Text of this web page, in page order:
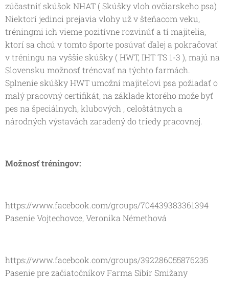
zúčastniť skúšok NHAT ( Skúšky vloh ovčiarskeho psa)
Niektorí jedinci prejavia vlohy už v šteňacom veku,
tréningmi ich vieme pozitívne rozvinúť a tí majitelia,
ktorí sa chcú v tomto športe posúvať ďalej a pokračovať
v tréningu na vyššie skúšky ( HWT, IHT TS 1-3 ), majú na
Slovensku možnosť trénovať na týchto farmách.
Splnenie skúšky HWT umožní majiteľovi psa požiadať o
malý pracovný certifikát, na základe ktorého može byť
pes na špeciálnych, klubových , celoštátnych a
národných výstavách zaradený do triedy pracovnej.
Možnosť tréningov:
https://www.facebook.com/groups/704439383361394
Pasenie Vojtechovce, Veronika Némethová
https://www.facebook.com/groups/392286055876235
Pasenie pre začiatočníkov Farma Sibír Smižany